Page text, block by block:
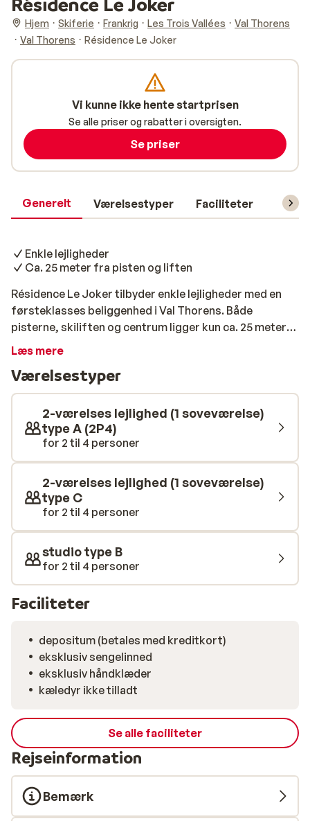
Hjem Skiferie Frankrig Les Trois Vallées
Val Thorens
Val Thorens
Résidence Le Joker
Generelt Værelsestyper Faciliteter
Enkle lejligheder
Ca. 25 meter fra pisten og liften
Résidence Le Joker tilbyder enkle lejligheder med en
førsteklasses beliggenhed i Val Thorens. Både
pisterne, skiliften og centrum ligger kun ca. 25 meter
væk. Uanset om du kommer for at stå på ski eller
pisterne kan du slappe af og nyde solen på din balkon,
eller du kan besøge det livlige centrum.
Læs mere
Værelsestyper
2-værelses lejlighed (1 soveværelse)
type A (2P4)
for 2 til 4 personer
2-værelses lejlighed (1 soveværelse)
type C
for 2 til 4 personer
studio type B
for 2 til 4 personer
Faciliteter
depositum (betales med kreditkort)
eksklusiv sengelinned
eksklusiv håndklæder
kæledyr ikke tilladt
Se alle faciliteter
Rejseinformation
Bemærk
Vi kunne ikke hente startprisen
Se alle priser og rabatter i oversigten.
Se priser